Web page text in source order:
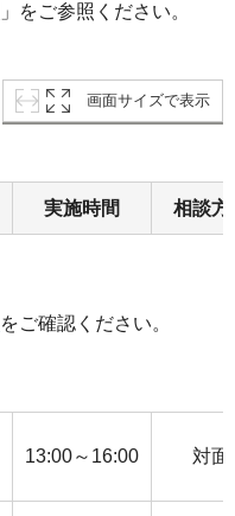
」をご参照ください。
画面サイズで表示
実施時間 相談方
をご確認ください。
13:00～16:00 対面